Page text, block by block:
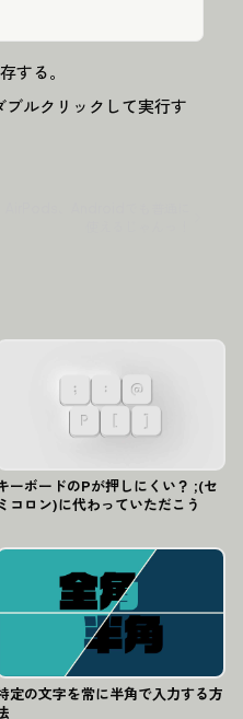
する。
ルクリックして実行す
ーボードのPが押しにくい？ ;(セ
ミコロン)に代わっていただこう
定の文字を常に半角で入力する方